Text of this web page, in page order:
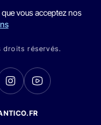
vous acceptez nos
droits réservés.